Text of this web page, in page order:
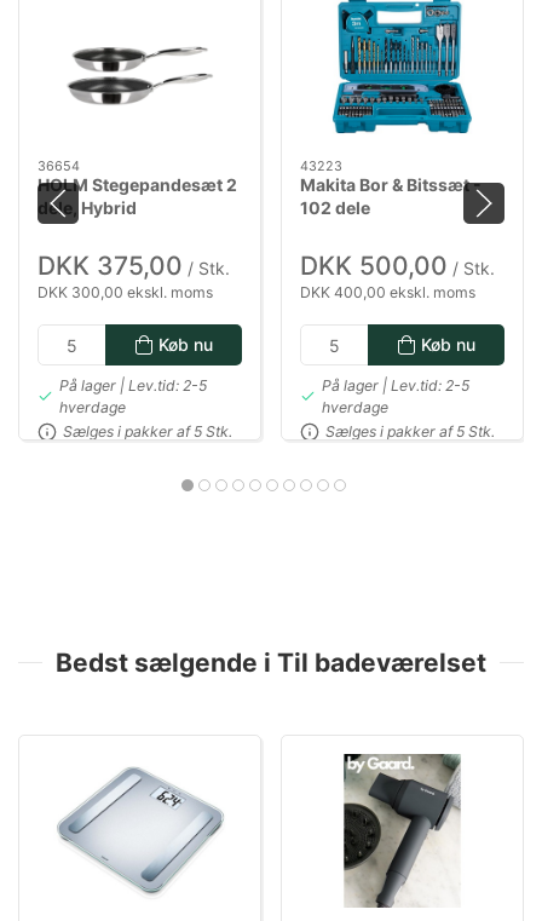
36654
HOLM Stegepandesæt 2
dele, Hybrid
DKK 375,00 / Stk.
DKK 300,00 ekskl. moms
Køb nu
På lager | Lev.tid: 2-5
hverdage
Sælges i pakker af 5 Stk.
43223
Makita Bor & Bitssæt -
102 dele
DKK 500,00 / Stk.
DKK 400,00 ekskl. moms
Køb nu
På lager | Lev.tid: 2-5
hverdage
Sælges i pakker af 5 Stk.
Bedst sælgende i Til badeværelset